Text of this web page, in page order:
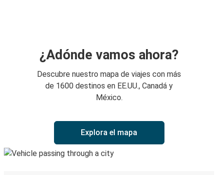
¿Adónde vamos ahora?
Descubre nuestro mapa de viajes con más
de 1600 destinos en EE.UU., Canadá y
México.
Explora el mapa